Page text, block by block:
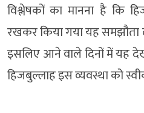
विश्लेषकों का मानना है कि
रखकर किया गया यह समझौता
इसलिए आने वाले दिनों में यह
हिजबुल्लाह इस व्यवस्था को